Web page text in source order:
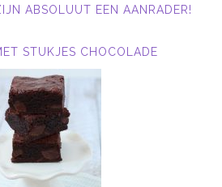
ABSOLUUT EEN AANRADER!
STUKJES CHOCOLADE